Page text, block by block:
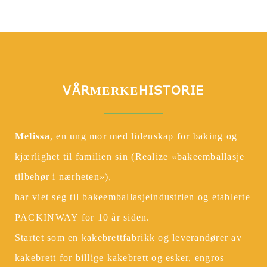
VÅRMERKEHISTORIE
Melissa, en ung mor med lidenskap for baking og
kjærlighet til familien sin (Realize «bakeemballasje
tilbehør i nærheten»),
har viet seg til bakeemballasjeindustrien og etablerte
PACKINWAY for 10 år siden.
Startet som en kakebrettfabrikk og leverandører av
kakebrett for billige kakebrett og esker, engros